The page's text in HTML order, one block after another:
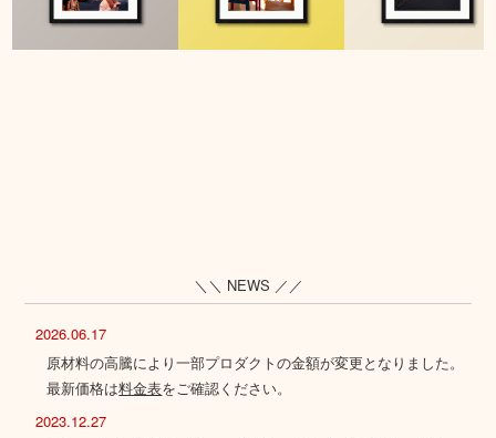
＼＼ NEWS ／／
2026.06.17
原材料の高騰により一部プロダクトの金額が変更となりました。
最新価格は料金表をご確認ください。
2023.12.27